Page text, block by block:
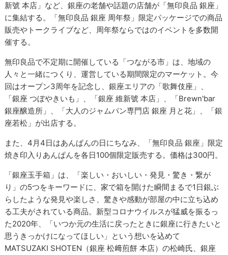
新號 本店」など、銀座の老舗や話題の店舗が「無印良品 銀座」
に集結する。「無印良品 銀座 周年祭」限定パッケージでの商品
販売やトークライブなど、周年祭ならではのイベントを多数開
催する。
無印良品で不定期に開催している「つながる市」は、地域の
人々と一緒につくり、運営している期間限定のマーケット。今
回はオープン3周年を記念し、銀座エリアの「歌舞伎座」、
「銀座 つぼやきいも」、「銀座 維新號 本店」、「Brewn'bar
銀座醸造所」、「大人のジャムパン専門店 銀座 月と花」、「銀
座若松」が出店する。
また、4月4日はあんぱんの日にちなみ、「無印良品 銀座」限定
焼き印入りあんぱんを各日100個限定販売する。価格は300円。
「銀座玉手箱」は、「楽しい・おいしい・発見・驚き・繋が
り」の5つをキーワードに、家で箱を開けた瞬間まるで1日銀ぶ
らしたような発見や楽しさ、驚きや感動が部屋の中に立ち込め
る工夫がされている商品。新型コロナウイルスが猛威を振るっ
た2020年、「いつか元の生活に戻ったときに銀座に行きたいと
思うきっかけになってほしい」という想いを込めて
MATSUZAKI SHOTEN（銀座 松﨑煎餅 本店）の松崎氏、銀座